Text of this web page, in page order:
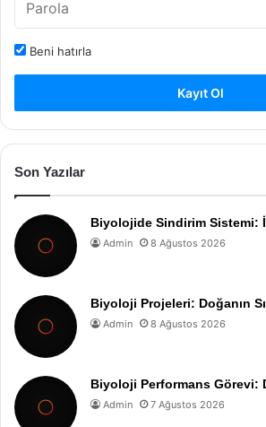
Beni hatırla
Kayıt Ol
Son Yazılar
Biyolojide Sindirim Sistemi:
Admin 8 Ağustos 2026
Biyoloji Projeleri: Doğanın
Admin 8 Ağustos 2026
Biyoloji Performans Görevi:
Admin 7 Ağustos 2026